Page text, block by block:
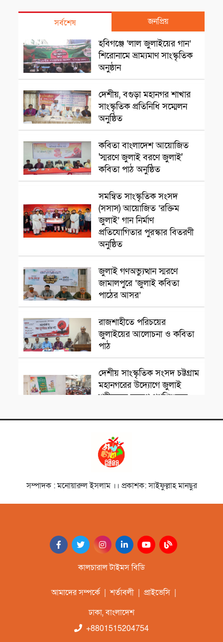
সর্বশেষ জনপ্রিয়
হবিগঞ্জে ‘লাল জুলাইয়ের গান’
শিরোনামে ভ্রাম্যমাণ সাংস্কৃতিক
অনুষ্ঠান
দেশীয়, বগুড়া মহানগর শাখার
সাংস্কৃতিক প্রতিনিধি সম্মেলন
অনুষ্ঠিত
কবিতা বাংলাদেশ আয়োজিত
'স্মরণে জুলাই বরণে জুলাই'
কবিতা পাঠ অনুষ্ঠিত
সমন্বিত সাংস্কৃতিক সংসদ
(সসাস) আয়োজিত ‘রক্তিম
জুলাই’ গান নির্মাণ
প্রতিযোগিতার পুরস্কার বিতরণী
অনুষ্ঠিত
জুলাই গণঅভ্যুত্থান স্মরণে
জামালপুরে ‘জুলাই কবিতা
পাঠের আসর’
রাজশাহীতে পরিচয়ের
জুলাইয়ের আলোচনা ও কবিতা
পাঠ
দেশীয় সাংস্কৃতিক সংসদ চট্টগ্রাম
মহানগরের উদ্যোগে জুলাই
শহীদদের স্মরণে পথশিশুদের
নাট্যকার ডা. আবু হেনা আবিদ
জাফর স্মরণে আলোচনা সভা ও
দোয়া মাহফিল
‘বিদ্রোহের স্বরলিপি’নজরুল
জয়ন্তী উৎসব অনুষ্ঠিত
বাংলার মৃত্তিকার কবি আল
মুজাহিদী স্মরণসভা অনুষ্ঠিত
সম্পাদক : মনোয়ারুল ইসলাম ।। প্রকাশক: সাইফুল্লাহ মানছুর
কালচারাল টাইমস বিডি
আমাদের সম্পর্কে | শর্তাবলী | প্রাইভেসি |
ঢাকা, বাংলাদেশ
+8801515204754